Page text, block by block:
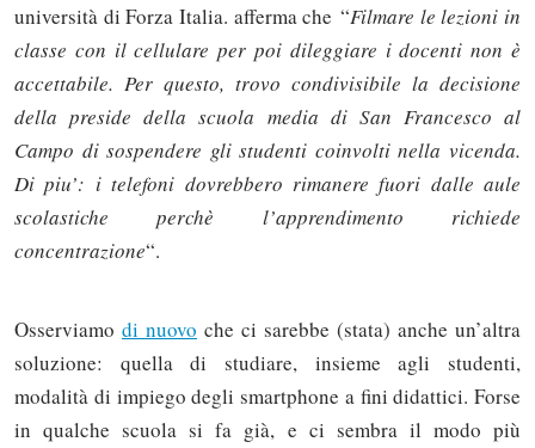
università di Forza Italia. afferma che “Filmare le lezioni in
classe con il cellulare per poi dileggiare i docenti non è
accettabile. Per questo, trovo condivisibile la decisione
della preside della scuola media di San Francesco al
Campo di sospendere gli studenti coinvolti nella vicenda.
Di piu’: i telefoni dovrebbero rimanere fuori dalle aule
scolastiche perchè l’apprendimento richiede
concentrazione“.
Osserviamo di nuovo che ci sarebbe (stata) anche un’altra
soluzione: quella di studiare, insieme agli studenti,
modalità di impiego degli smartphone a fini didattici. Forse
in qualche scuola si fa già, e ci sembra il modo più